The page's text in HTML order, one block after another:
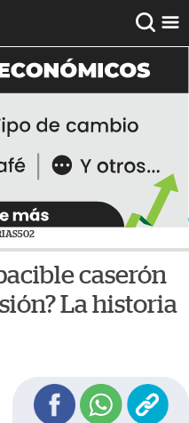
caserón
La historia